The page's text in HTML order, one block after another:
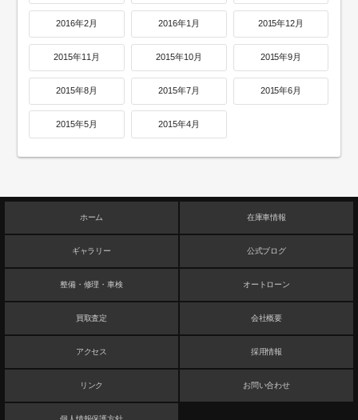
2016年2月 2016年1月 2015年12月
2015年11月 2015年10月 2015年9月
2015年8月 2015年7月 2015年6月
2015年5月 2015年4月
ホーム 在庫車情報
ギャラリー 公式ブログ
整備・修理・車検 オートローン
買取査定 会社概要
アクセス 採用情報
リンク お問い合わせ